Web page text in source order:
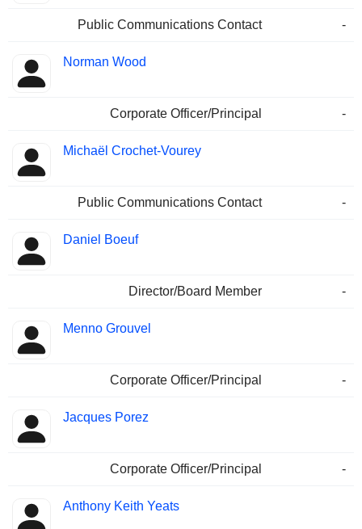
Public Communications Contact -
Norman Wood
Corporate Officer/Principal -
Michaël Crochet-Vourey
Public Communications Contact -
Daniel Boeuf
Director/Board Member -
Menno Grouvel
Corporate Officer/Principal -
Jacques Porez
Corporate Officer/Principal -
Anthony Keith Yeats